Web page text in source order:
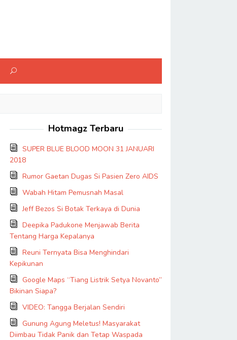
Hotmagz Terbaru
SUPER BLUE BLOOD MOON 31 JANUARI
2018
Rumor Gaetan Dugas Si Pasien Zero AIDS
Wabah Hitam Pemusnah Masal
Jeff Bezos Si Botak Terkaya di Dunia
Deepika Padukone Menjawab Berita
Tentang Harga Kepalanya
Reuni Ternyata Bisa Menghindari
Kepikunan
Google Maps “Tiang Listrik Setya Novanto”
Bikinan Siapa?
VIDEO: Tangga Berjalan Sendiri
Gunung Agung Meletus! Masyarakat
Diimbau Tidak Panik dan Tetap Waspada